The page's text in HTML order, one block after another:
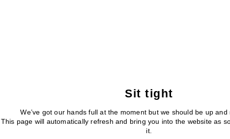
Sit tight
We’ve got our hands full at the moment but we should be up and
This page will automatically refresh and bring you into the website as
it.